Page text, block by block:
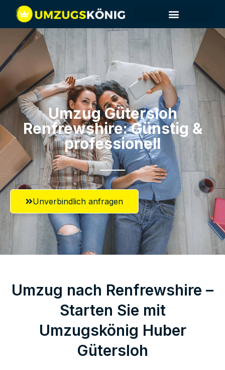
Umzug Gütersloh​
Renfrewshire: Günstig &
professionell​
Unverbindlich anfragen
Umzug nach Renfrewshire –
Starten Sie mit
Umzugskönig Huber
Gütersloh